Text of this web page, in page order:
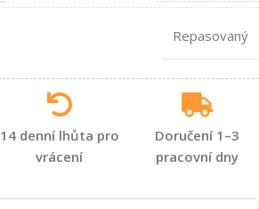
Repasovaný
14 denní lhůta pro
vrácení
Doručení 1–3
pracovní dny